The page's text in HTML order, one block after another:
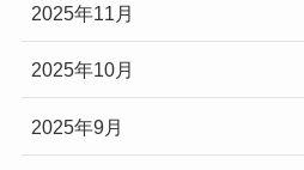
2025年11月
2025年10月
2025年9月